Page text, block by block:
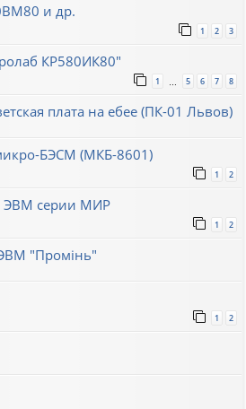
и др.
1 2 3
КР580ИК80"
1 … 5 6 7 8
плата на ебее (ПК-01 Львов)
БЭСМ (МКБ-8601)
1 2
ЭВМ серии МИР
1 2
"Промiнь"
1 2